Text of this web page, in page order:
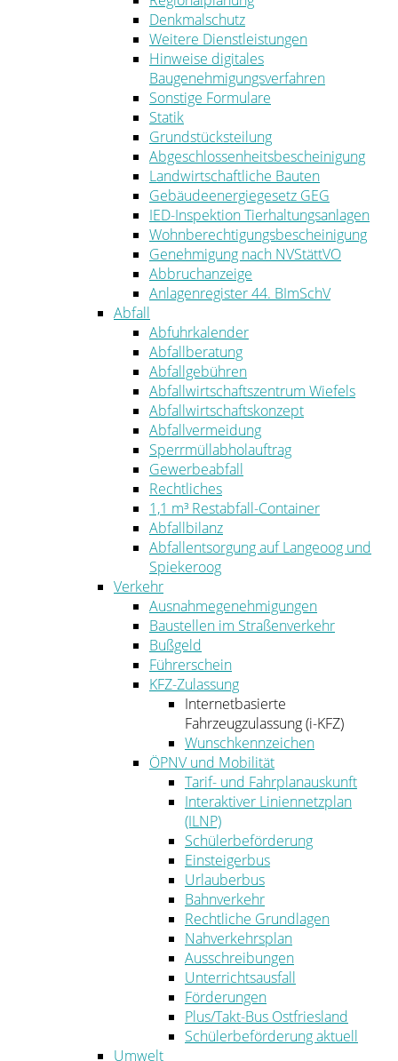
Denkmalschutz
Weitere Dienstleistungen
Hinweise digitales
Baugenehmigungsverfahren
Sonstige Formulare
Statik
Grundstücksteilung
Abgeschlossenheitsbescheinigung
Landwirtschaftliche Bauten
Gebäudeenergiegesetz GEG
IED-Inspektion Tierhaltungsanlagen
Wohnberechtigungsbescheinigung
Genehmigung nach NVStättVO
Abbruchanzeige
Anlagenregister 44. BImSchV
Abfall
Abfuhrkalender
Abfallberatung
Abfallgebühren
Abfallwirtschaftszentrum Wiefels
Abfallwirtschaftskonzept
Abfallvermeidung
Sperrmüllabholauftrag
Gewerbeabfall
Rechtliches
1,1 m³ Restabfall-Container
Abfallbilanz
Abfallentsorgung auf Langeoog und
Spiekeroog
Verkehr
Ausnahmegenehmigungen
Baustellen im Straßenverkehr
Bußgeld
Führerschein
KFZ-Zulassung
Internetbasierte
Fahrzeugzulassung (i-KFZ)
Wunschkennzeichen
ÖPNV und Mobilität
Tarif- und Fahrplanauskunft
Interaktiver Liniennetzplan
(ILNP)
Schülerbeförderung
Einsteigerbus
Urlauberbus
Bahnverkehr
Rechtliche Grundlagen
Nahverkehrsplan
Ausschreibungen
Unterrichtsausfall
Förderungen
Plus/Takt-Bus Ostfriesland
Schülerbeförderung aktuell
Umwelt